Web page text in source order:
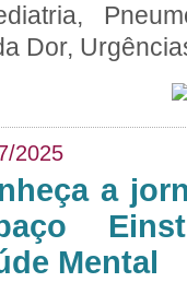
Dor,
2025
a
Mental